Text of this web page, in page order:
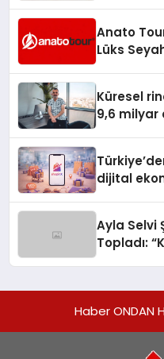
Anato
Lüks
Küresel
9,6 milyar
dijital
Ayla Selvi
Topladı:
Haber ONDAN